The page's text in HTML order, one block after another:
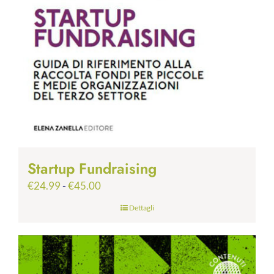
Startup Fundraising
€24.99-€45.00Fascia
prezzo:
€24.99
a
Dettagli